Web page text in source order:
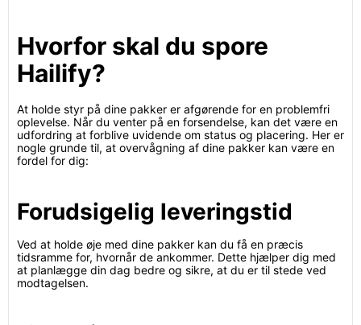
Hvorfor skal du spore
Hailify?
At holde styr på dine pakker er afgørende for en problemfri
oplevelse. Når du venter på en forsendelse, kan det være en
udfordring at forblive uvidende om status og placering. Her er
nogle grunde til, at overvågning af dine pakker kan være en
fordel for dig:
Forudsigelig leveringstid
Ved at holde øje med dine pakker kan du få en præcis
tidsramme for, hvornår de ankommer. Dette hjælper dig med
at planlægge din dag bedre og sikre, at du er til stede ved
modtagelsen.